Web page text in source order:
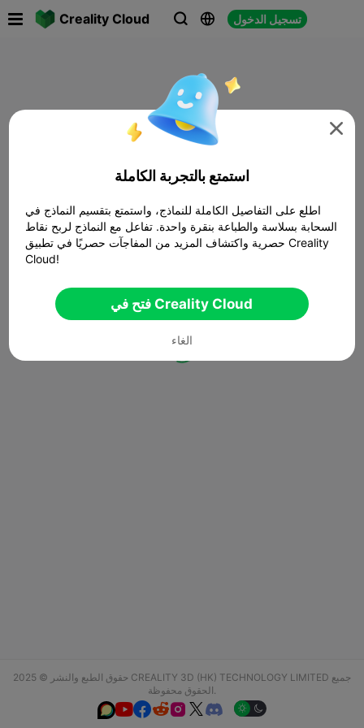
Creality Cloud   تسجيل الدخول
حقوق الطبع والنشر © 2025 CREALITY 3D (HK) TECHNOLOGY LIMITED جميع
الحقوق محفوظة.
  

استمتع بالتجربة الكاملة
اطلع على التفاصيل الكاملة للنماذج، واستمتع بتقسيم النماذج في
السحابة بسلاسة والطباعة بنقرة واحدة. تفاعل مع النماذج لربح نقاط
حصرية واكتشاف المزيد من المفاجآت حصريًا في تطبيق Creality
Cloud!
فتح في Creality Cloud
الغاء